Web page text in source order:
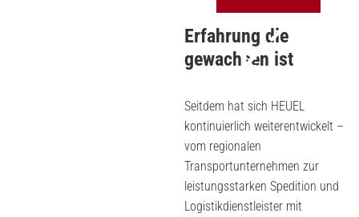
Erfahrung die
gewachsen ist
Seitdem hat sich HEUEL
kontinuierlich weiterentwickelt –
vom regionalen
Transportunternehmen zur
leistungsstarken Spedition und
Logistikdienstleister mit